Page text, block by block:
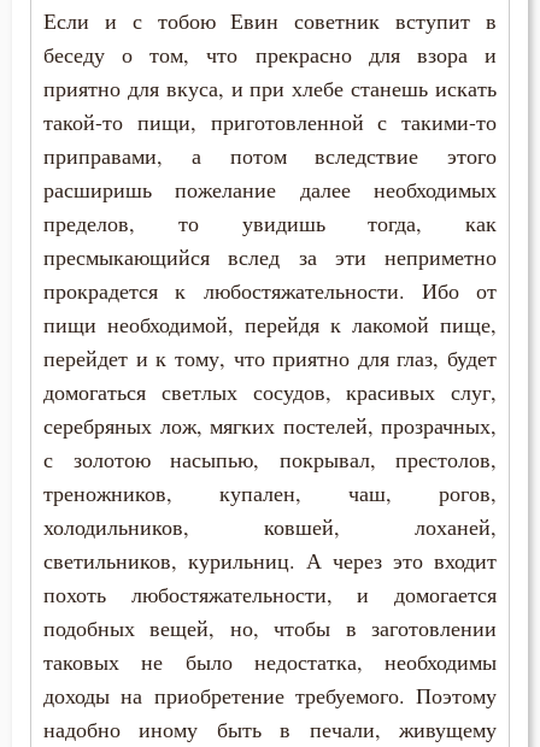
Нищета
Оскорбление
Печаль
Печаль по Богу
Плоть
Подвиг
Подготовка к смерти
Познание себя
Помощь Божия
Порок
Последние времена
Если и с тобою Евин советник вступит в
беседу о том, что прекрасно для взора и
приятно для вкуса, и при хлебе станешь искать
такой-то пищи, приготовленной с такими-то
приправами, а потом вследствие этого
расширишь пожелание далее необходимых
пределов, то увидишь тогда, как
пресмыкающийся вслед за эти неприметно
прокрадется к любостяжательности. Ибо от
пищи необходимой, перейдя к лакомой пище,
перейдет и к тому, что приятно для глаз, будет
домогаться светлых сосудов, красивых слуг,
серебряных лож, мягких постелей, прозрачных,
с золотою насыпью, покрывал, престолов,
треножников, купален, чаш, рогов,
холодильников, ковшей, лоханей,
светильников, курильниц. А через это входит
похоть любостяжательности, и домогается
подобных вещей, но, чтобы в заготовлении
таковых не было недостатка, необходимы
доходы на приобретение требуемого. Поэтому
надобно иному быть в печали, живущему